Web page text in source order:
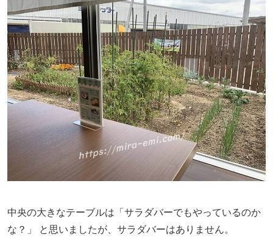
中央の大きなテーブルは「サラダバーでもやっているのか
な？」
と思いましたが、サラダバーはありません。